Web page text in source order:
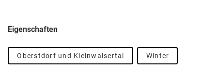
Eigenschaften
Oberstdorf und Kleinwalsertal Winter